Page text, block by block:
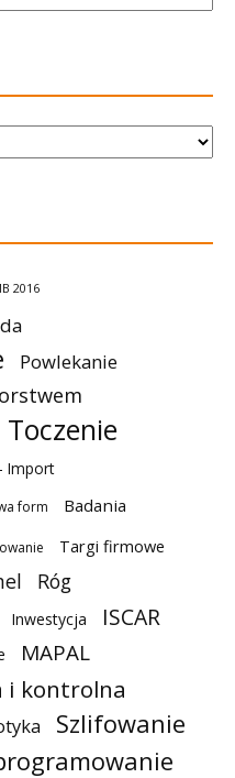
2016
Powlekanie
Toczenie
Import
form Badania
Targi firmowe
Róg
Inwestycja ISCAR
MAPAL
i kontrolna
Szlifowanie